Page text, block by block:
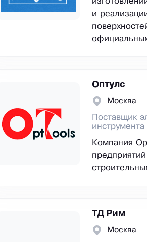
и
Оптулс
Москва
Поставщик
инструмента
Компания
ТД Рим
Москва